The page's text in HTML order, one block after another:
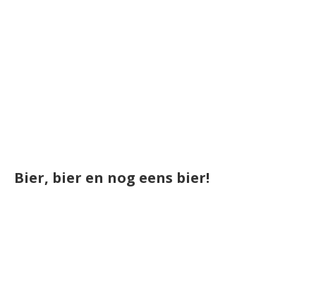
Bier, bier en nog eens bier!